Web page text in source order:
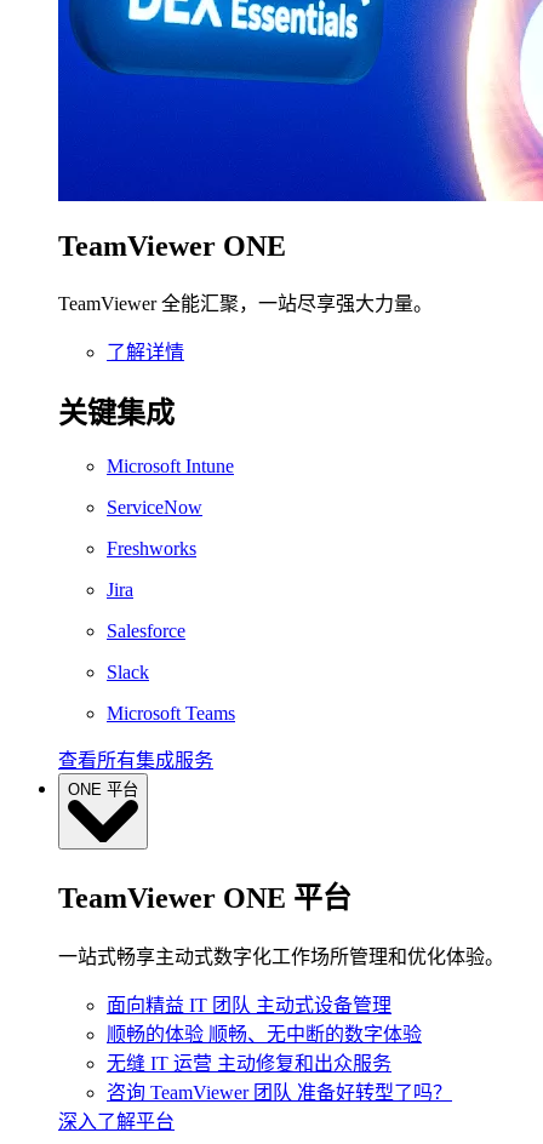
TeamViewer ONE
TeamViewer 全能汇聚，一站尽享强大力量。
了解详情
关键集成
Microsoft Intune
ServiceNow
Freshworks
Jira
Salesforce
Slack
Microsoft Teams
查看所有集成服务
ONE 平台
TeamViewer ONE 平台
一站式畅享主动式数字化工作场所管理和优化体验。
面向精益 IT 团队 主动式设备管理
顺畅的体验 顺畅、无中断的数字体验
无缝 IT 运营 主动修复和出众服务
咨询 TeamViewer 团队 准备好转型了吗？
深入了解平台